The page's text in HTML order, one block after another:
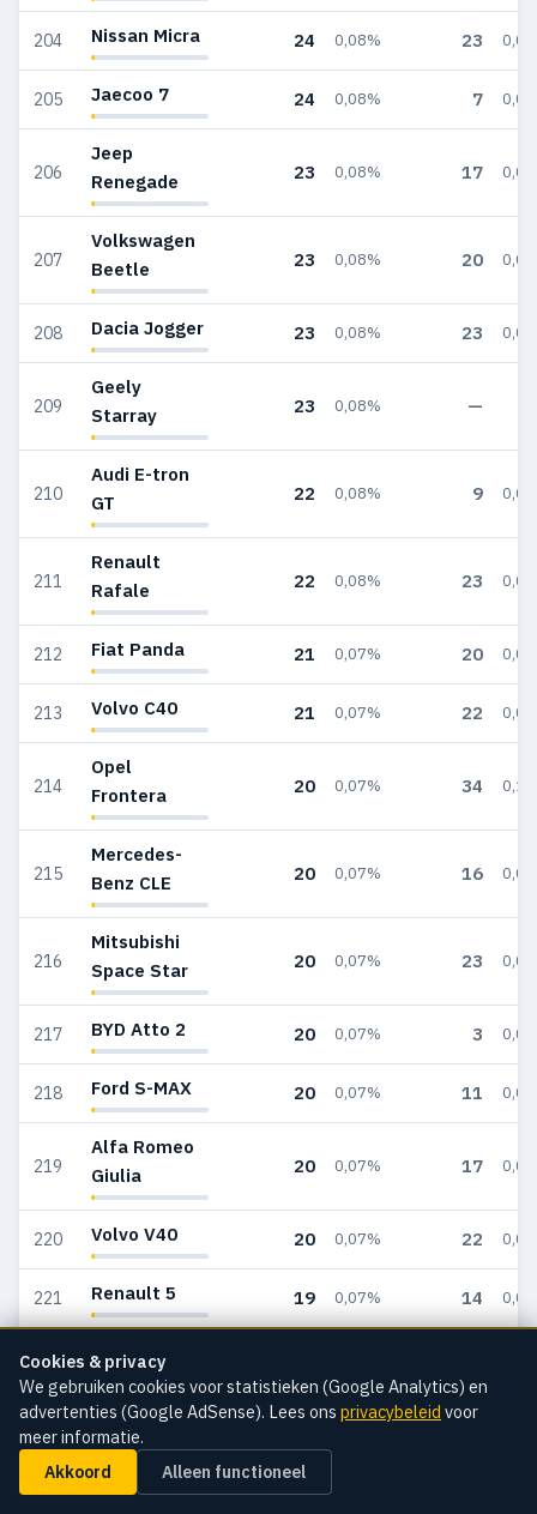
Cookies & privacy
We gebruiken cookies voor statistieken (Google Analytics) en
advertenties (Google AdSense). Lees ons privacybeleid voor
meer informatie.
Akkoord Alleen functioneel
204 Nissan Micra 24 0,08% 23
205 Jaecoo 7 24 0,08% 7
206
Jeep
Renegade
23 0,08% 17
207
Volkswagen
Beetle
23 0,08% 20
208 Dacia Jogger 23 0,08% 23
209
Geely
Starray
23 0,08% —
210
Audi E-tron
GT
22 0,08% 9
211
Renault
Rafale
22 0,08% 23
212 Fiat Panda 21 0,07% 20
213 Volvo C40 21 0,07% 22
214
Opel
Frontera
20 0,07% 34
215
Mercedes-
Benz CLE
20 0,07% 16
216
Mitsubishi
Space Star
20 0,07% 23
217 BYD Atto 2 20 0,07% 3
218 Ford S-MAX 20 0,07% 11
219
Alfa Romeo
Giulia
20 0,07% 17
220 Volvo V40 20 0,07% 22
221 Renault 5 19 0,07% 14
222 MG HS
223 MINI Mini 19 0,07% 163
Nissan X-
Trail
19